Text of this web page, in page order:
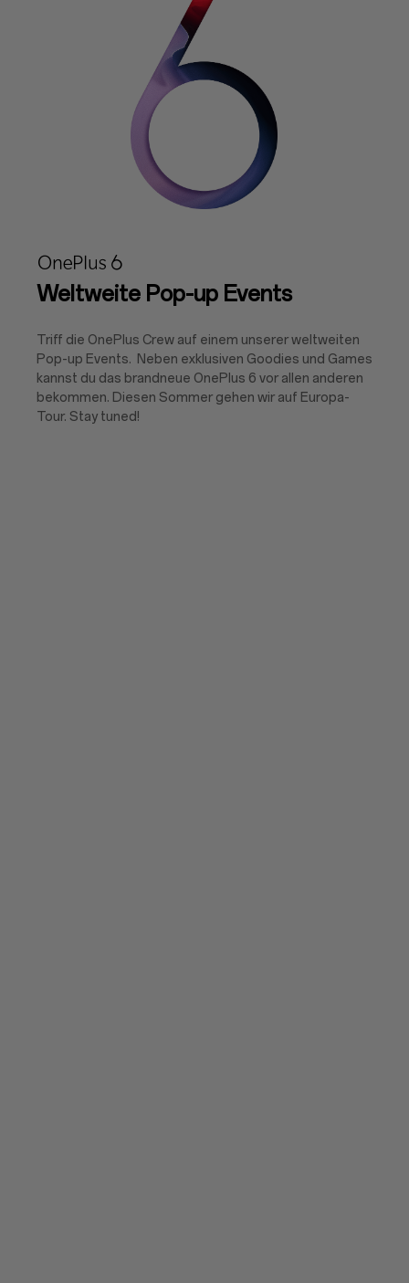
Weltweite Pop-up Events
Triff die OnePlus Crew auf einem unserer weltweiten
Pop-up Events. Neben exklusiven Goodies und Games
kannst du das brandneue OnePlus 6 vor allen anderen
bekommen. Diesen Sommer gehen wir auf Europa-
Tour. Stay tuned!